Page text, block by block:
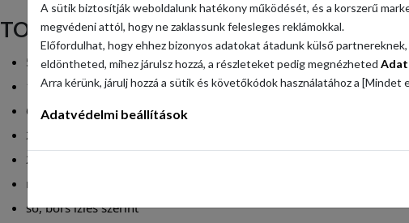
A sütik biztosítják weboldalunk hatékony működését, és a korszerű
megvédeni attól, hogy ne zaklassunk felesleges reklámokkal.
Előfordulhat, hogy ehhez bizonyos adatokat átadunk külső
eldöntheted, mihez járulsz hozzá, a részleteket pedig megnézheted
Arra kérünk, járulj hozzá a sütik és követőkódok használatához a [Mindet
Adatvédelmi beállítások
TOJÁSKRÉM
5 db tojás
1 fej lilahagyma
60 gramm puha vaj
200 gramm tejföl
2 tk mustár
néhány csepp citromlé
só, bors ízlés szerint